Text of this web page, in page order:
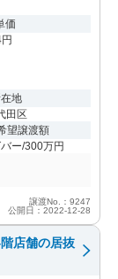
価
地
田区
望譲渡額
ー/300万円
譲渡No.：9247
公開日：2022-12-28
店舗の居抜